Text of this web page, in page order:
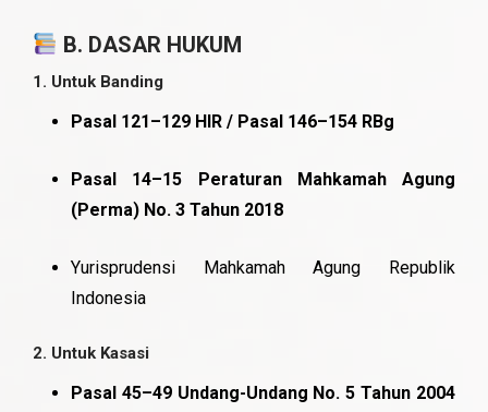
B. DASAR HUKUM
1. Untuk Banding
Pasal 121–129 HIR / Pasal 146–154 RBg
Pasal 14–15 Peraturan Mahkamah Agung
(Perma) No. 3 Tahun 2018
Yurisprudensi Mahkamah Agung Republik
Indonesia
2. Untuk Kasasi
Pasal 45–49 Undang-Undang No. 5 Tahun 2004